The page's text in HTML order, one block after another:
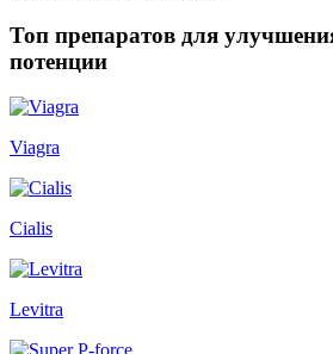
Топ препаратов для
потенции
Viagra
Cialis
Levitra